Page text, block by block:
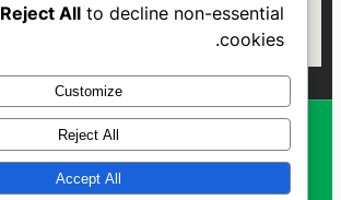
Al Najmah FC - 2023
Reject All to decline non-essential
cookies.
Customize
Reject All
Accept All